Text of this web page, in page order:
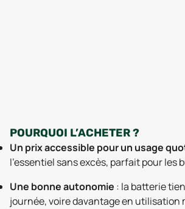
POURQUOI L’ACHETER ?
Un prix accessible pour un usage
l’essentiel sans excès, parfait pour les
Une bonne autonomie : la batterie
journée, voire davantage en utilisation